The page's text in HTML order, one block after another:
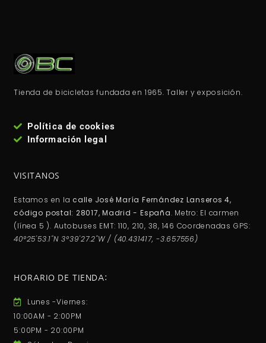
Tienda de bicicletas fundada en 1965. Taller y exposición.
Política de cookies
Información legal
VISITANOS
Estamos en la calle José María Fernández Lanseros 4,
código postal: 28017, Madrid - España. Metro: El carmen
(línea 5 ). Autobuses EMT: 110, 210, 38, 146 Coordenadas GPS:
40°25'53.1"N 3°39'27.2"W / (40.431417, -3.657556)
HORARIO DE TIENDA:
Lunes -Viernes:
10:00AM - 2:00PM
5:00PM - 20:00PM